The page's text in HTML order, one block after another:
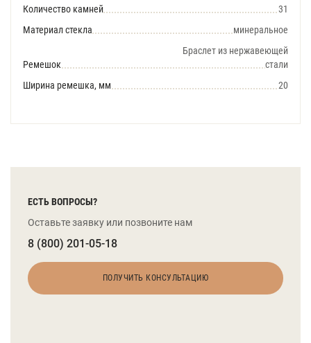
Количество камней
31
Материал стекла
минеральное
Ремешок
Браслет из нержавеющей
стали
Ширина ремешка, мм
20
ЕСТЬ ВОПРОСЫ?
Оставьте заявку или позвоните нам
8 (800) 201-05-18
ПОЛУЧИТЬ КОНСУЛЬТАЦИЮ